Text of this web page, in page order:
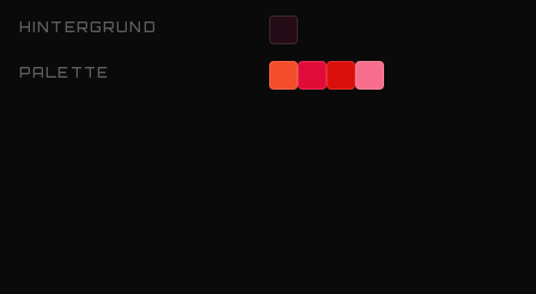
HINTERGRUND
PALETTE